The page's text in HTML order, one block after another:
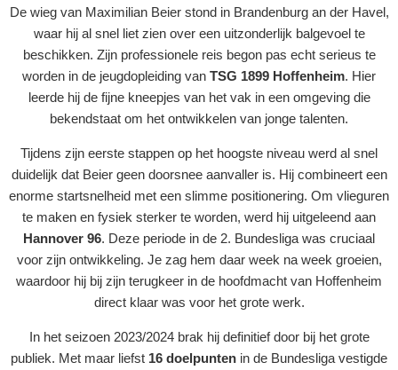
De wieg van Maximilian Beier stond in Brandenburg an der Havel,
waar hij al snel liet zien over een uitzonderlijk balgevoel te
beschikken. Zijn professionele reis begon pas echt serieus te
worden in de jeugdopleiding van TSG 1899 Hoffenheim. Hier
leerde hij de fijne kneepjes van het vak in een omgeving die
bekendstaat om het ontwikkelen van jonge talenten.
Tijdens zijn eerste stappen op het hoogste niveau werd al snel
duidelijk dat Beier geen doorsnee aanvaller is. Hij combineert een
enorme startsnelheid met een slimme positionering. Om vlieguren
te maken en fysiek sterker te worden, werd hij uitgeleend aan
Hannover 96. Deze periode in de 2. Bundesliga was cruciaal
voor zijn ontwikkeling. Je zag hem daar week na week groeien,
waardoor hij bij zijn terugkeer in de hoofdmacht van Hoffenheim
direct klaar was voor het grote werk.
In het seizoen 2023/2024 brak hij definitief door bij het grote
publiek. Met maar liefst 16 doelpunten in de Bundesliga vestigde